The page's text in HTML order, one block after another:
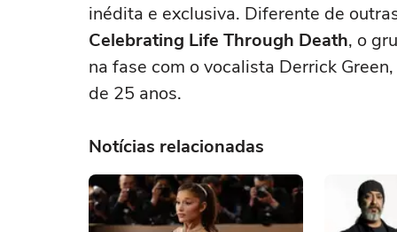
inédita e exclusiva. Diferente de
Celebrating Life Through Death, o
na fase com o vocalista Derrick
de 25 anos.
Notícias relacionadas